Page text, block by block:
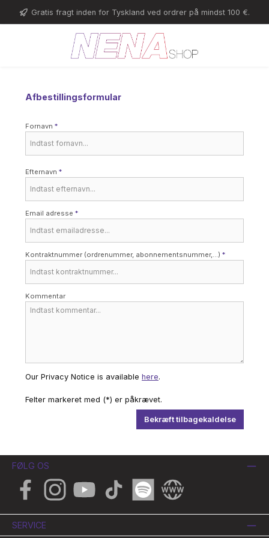
Gå til hovedindhold
Gratis fragt inden for Tyskland ved ordrer på mindst 100 €.
Afbestillingsformular
Fornavn *
Efternavn *
Email adresse *
Kontraktnummer (ordrenummer, abonnementsnummer,...) *
Kommentar
Our Privacy Notice is available here.
Felter markeret med (*) er påkrævet.
Bekræft tilbagekaldelse
FØLG OS
FacebookInstagramYouTube TikTok Spotify Website
SERVICE